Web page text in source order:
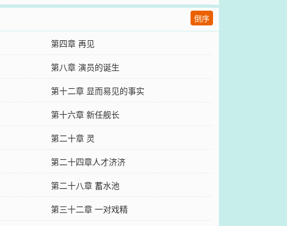
倒序
第四章 再见
第八章 演员的诞生
第十二章 显而易见的事实
第十六章 新任舰长
第二十章 灵
第二十四章人才济济
第二十八章 蓄水池
第三十二章 一对戏精